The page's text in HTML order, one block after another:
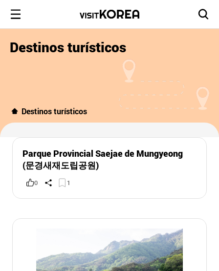
Destinos turísticos
Destinos turísticos
Parque Provincial Saejae de Mungyeong
(문경새재도립공원)
0 1